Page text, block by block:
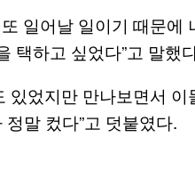
일어날 일이기 때문에
택하고 싶었다”고 말했
있었지만 만나보면서
말 컸다”고 덧붙였다.